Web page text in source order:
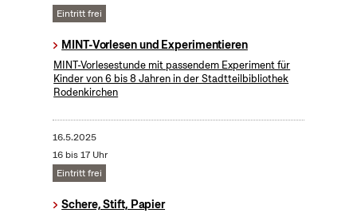
Eintritt frei
MINT-Vorlesen und Experimentieren
MINT-Vorlesestunde mit passendem Experiment für
Kinder von 6 bis 8 Jahren in der Stadtteilbibliothek
Rodenkirchen
16.5.2025
16 bis 17 Uhr
Eintritt frei
Schere, Stift, Papier